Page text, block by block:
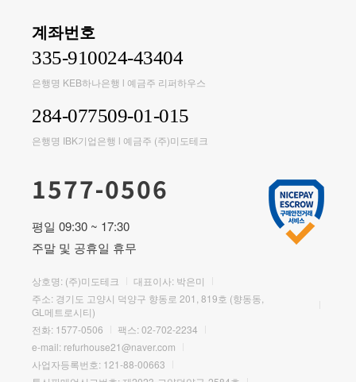
계좌번호
335-910024-43404
은행명 KEB하나은행 l 예금주 리퍼하우스
284-077509-01-015
은행명 IBK기업은행 l 예금주 (주)미도테크
1577-0506
평일 09:30 ~ 17:30
주말 및 공휴일 휴무
상호명: (주)미도테크
대표이사: 박은미
주소: 경기도 고양시 덕양구 향동로 201, 819호 (향동동,
GL메트로시티)
전화: 1577-0506
팩스: 02-702-2234
e-mail: refurhouse21@naver.com
사업자등록번호: 121-88-00663